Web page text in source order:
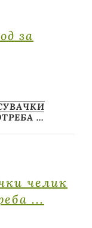
за
…